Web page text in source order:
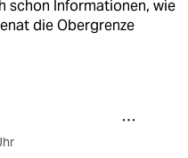
schon Informationen, wie
die Obergrenze